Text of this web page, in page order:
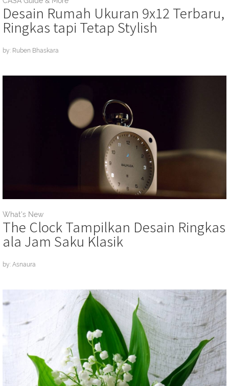
Desain Rumah Ukuran 9x12 Terbaru,
Ringkas tapi Tetap Stylish
by: Ruben Bhaskara
What's New
The Clock Tampilkan Desain Ringkas
ala Jam Saku Klasik
by: Asnaura